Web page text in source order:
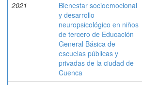
2021
Bienestar socioemocional
y desarrollo
neuropsicológico en niños
de tercero de Educación
General Básica de
escuelas públicas y
privadas de la ciudad de
Cuenca